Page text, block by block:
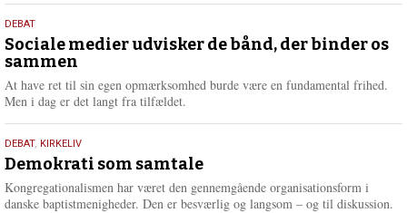
18.
maj
2026
DEBAT
Sociale medier udvisker de bånd, der binder os
sammen
At have ret til sin egen opmærksomhed burde være en fundamental frihed.
Men i dag er det langt fra tilfældet.
18.
maj
2026
DEBAT, KIRKELIV
Demokrati som samtale
Kongregationalismen har været den gennemgående organisationsform i
danske baptistmenigheder. Den er besværlig og langsom – og til diskussion.